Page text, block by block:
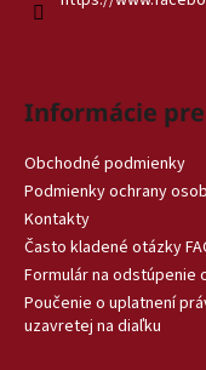
Informácie pre
Obchodné podmienky
Podmienky ochrany
Kontakty
Často kladené otázky
Formulár na odstúpenie
Poučenie o uplatnení
uzavretej na diaľku